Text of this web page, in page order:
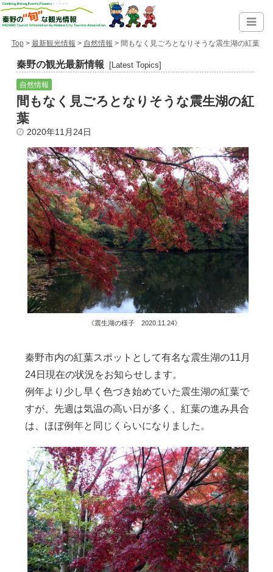
Top> 最新観光情報 > 自然情報 > 間もなく見ごろとなりそうな震生湖の紅葉
秦野の観光最新情報 [Latest Topics]
自然情報
間もなく見ごろとなりそうな震生湖の紅
葉
2020年11月24日
《震生湖の様子 2020.11.24》
秦野市内の紅葉スポットとして有名な震生湖の11月
24日現在の状況をお知らせします。
例年より少し早く色づき始めていた震生湖の紅葉で
すが、先週は気温の高い日が多く、紅葉の進み具合
は、ほぼ例年と同じくらいになりました。